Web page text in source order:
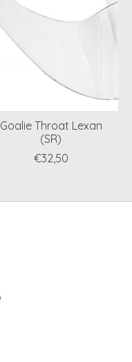
Goalie Throat Lexan
(SR)
€32,50